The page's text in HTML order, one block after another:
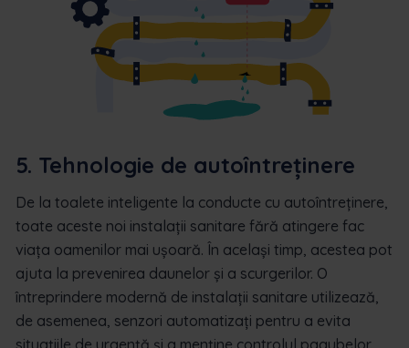
5. Tehnologie de autoîntreținere
De la toalete inteligente la conducte cu autoîntreținere,
toate aceste noi instalații sanitare fără atingere fac
viața oamenilor mai ușoară. În același timp, acestea pot
ajuta la prevenirea daunelor și a scurgerilor. O
întreprindere modernă de instalații sanitare utilizează,
de asemenea, senzori automatizați pentru a evita